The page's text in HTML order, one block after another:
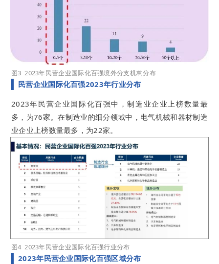
图3 2023年民营企业国际化百强境外分支机构分布
民营企业国际化百强2023年行业分布
2023年民营企业国际化百强中，制造业企业上榜数量最
多，为76家。在制造业的细分领域中，电气机械和器材制造
业企业上榜数量最多，为22家。
图4 2023年民营企业国际化百强行业分布
2023年民营企业国际化百强区域分布